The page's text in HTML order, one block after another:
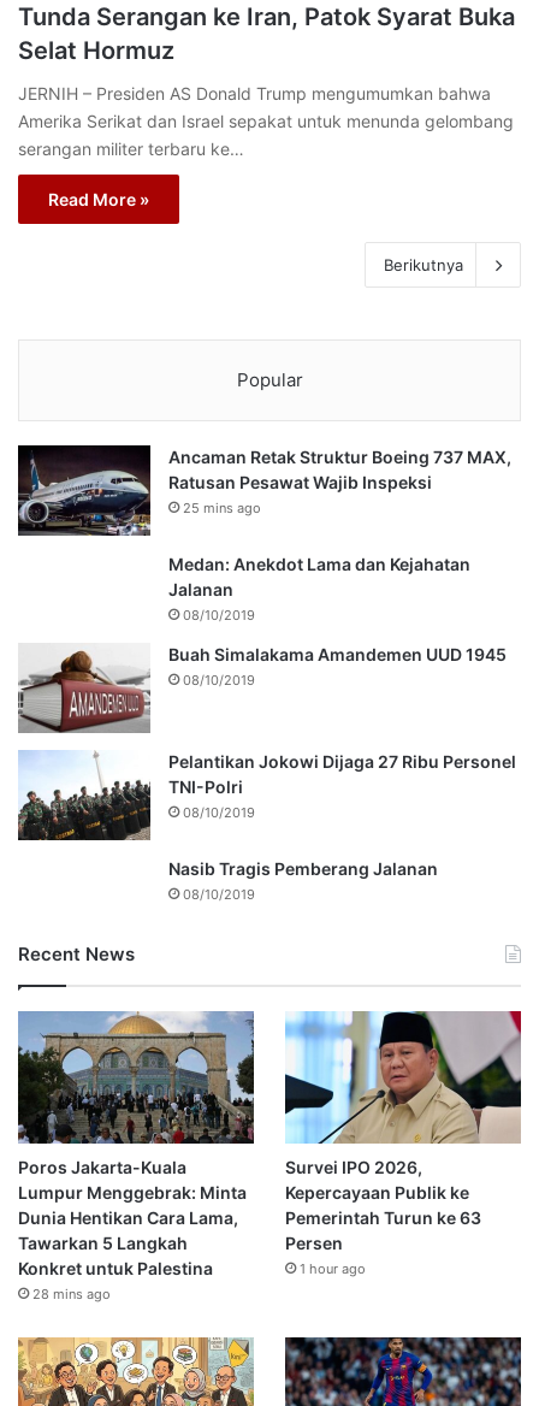
Tunda Serangan ke Iran, Patok Syarat Buka
Selat Hormuz
JERNIH – Presiden AS Donald Trump mengumumkan bahwa
Amerika Serikat dan Israel sepakat untuk menunda gelombang
serangan militer terbaru ke…
Read More »
Berikutnya
Popular
Ancaman Retak Struktur Boeing 737 MAX,
Ratusan Pesawat Wajib Inspeksi
25 mins ago
Medan: Anekdot Lama dan Kejahatan
Jalanan
08/10/2019
Buah Simalakama Amandemen UUD 1945
08/10/2019
Pelantikan Jokowi Dijaga 27 Ribu Personel
TNI-Polri
08/10/2019
Nasib Tragis Pemberang Jalanan
08/10/2019
Recent News
Poros Jakarta-Kuala
Lumpur Menggebrak: Minta
Dunia Hentikan Cara Lama,
Tawarkan 5 Langkah
Konkret untuk Palestina
28 mins ago
Survei IPO 2026,
Kepercayaan Publik ke
Pemerintah Turun ke 63
Persen
1 hour ago